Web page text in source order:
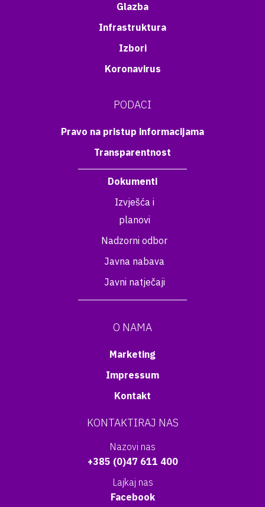
Glazba
Infrastruktura
Izbori
Koronavirus
PODACI
Pravo na pristup informacijama
Transparentnost
Dokumenti
Izvješća i
planovi
Nadzorni odbor
Javna nabava
Javni natječaji
O NAMA
Marketing
Impressum
Kontakt
KONTAKTIRAJ NAS
Nazovi nas
+385 (0)47 611 400
Lajkaj nas
Facebook